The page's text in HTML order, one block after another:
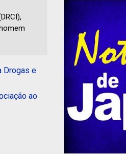
Drogas e
ao